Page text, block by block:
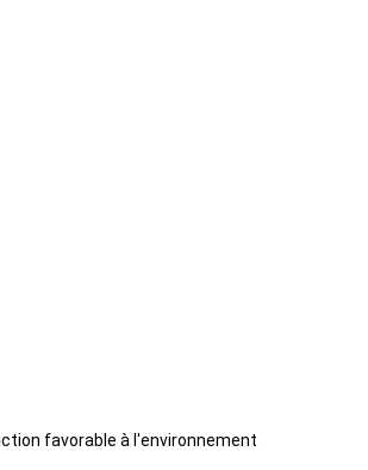
favorable à l'environnement